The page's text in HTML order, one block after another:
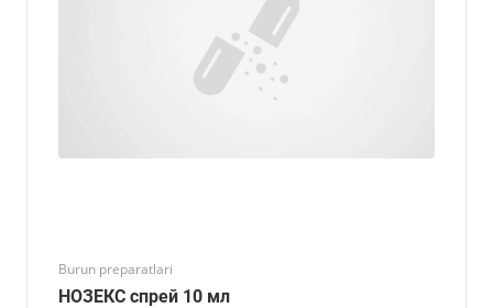
Burun preparatlari
НОЗЕКС спрей 10 мл